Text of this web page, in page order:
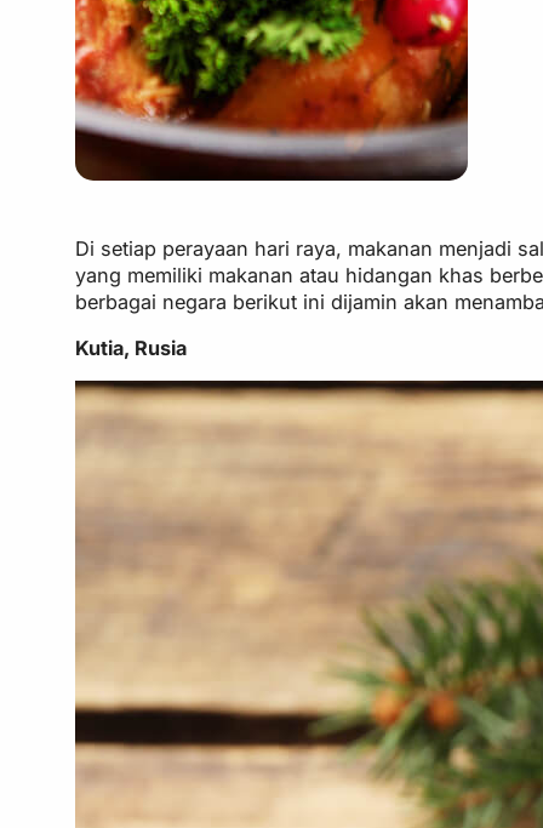
Di setiap perayaan hari raya, makanan menjadi
yang memiliki makanan atau hidangan khas
berbagai negara berikut ini dijamin akan
Kutia, Rusia